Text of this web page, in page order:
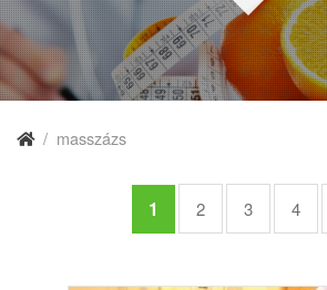
/ masszázs
1 2 3 4